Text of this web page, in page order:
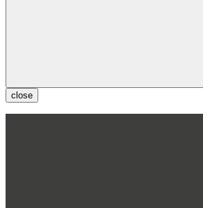
close